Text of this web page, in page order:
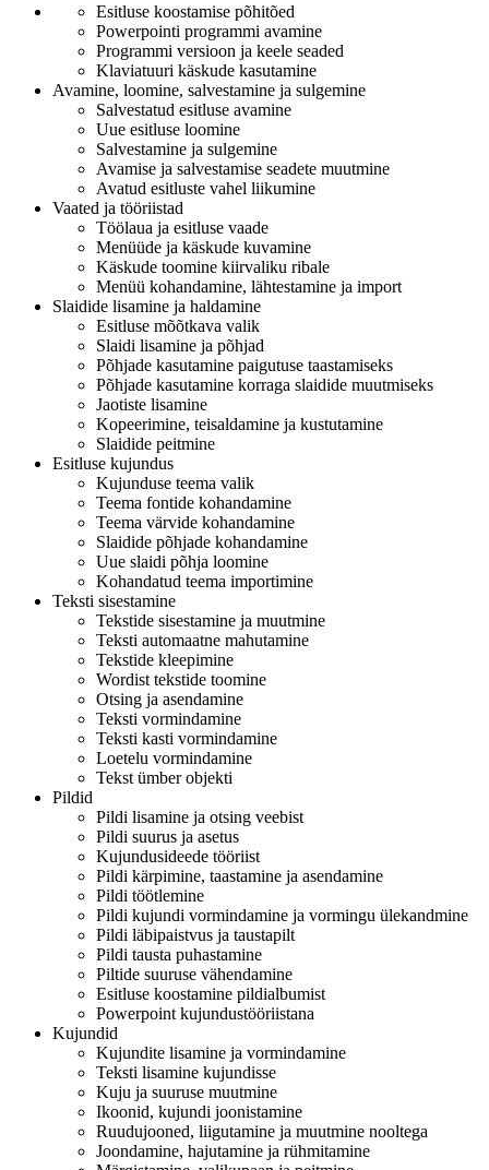
Esitluse koostamise põhitõed
Powerpointi programmi avamine
Programmi versioon ja keele seaded
Klaviatuuri käskude kasutamine
Avamine, loomine, salvestamine ja sulgemine
Salvestatud esitluse avamine
Uue esitluse loomine
Salvestamine ja sulgemine
Avamise ja salvestamise seadete muutmine
Avatud esitluste vahel liikumine
Vaated ja tööriistad
Töölaua ja esitluse vaade
Menüüde ja käskude kuvamine
Käskude toomine kiirvaliku ribale
Menüü kohandamine, lähtestamine ja import
Slaidide lisamine ja haldamine
Esitluse mõõtkava valik
Slaidi lisamine ja põhjad
Põhjade kasutamine paigutuse taastamiseks
Põhjade kasutamine korraga slaidide muutmiseks
Jaotiste lisamine
Kopeerimine, teisaldamine ja kustutamine
Slaidide peitmine
Esitluse kujundus
Kujunduse teema valik
Teema fontide kohandamine
Teema värvide kohandamine
Slaidide põhjade kohandamine
Uue slaidi põhja loomine
Kohandatud teema importimine
Teksti sisestamine
Tekstide sisestamine ja muutmine
Teksti automaatne mahutamine
Tekstide kleepimine
Wordist tekstide toomine
Otsing ja asendamine
Teksti vormindamine
Teksti kasti vormindamine
Loetelu vormindamine
Tekst ümber objekti
Pildid
Pildi lisamine ja otsing veebist
Pildi suurus ja asetus
Kujundusideede tööriist
Pildi kärpimine, taastamine ja asendamine
Pildi töötlemine
Pildi kujundi vormindamine ja vormingu ülekandmine
Pildi läbipaistvus ja taustapilt
Pildi tausta puhastamine
Piltide suuruse vähendamine
Esitluse koostamine pildialbumist
Powerpoint kujundustööriistana
Kujundid
Kujundite lisamine ja vormindamine
Teksti lisamine kujundisse
Kuju ja suuruse muutmine
Ikoonid, kujundi joonistamine
Ruudujooned, liigutamine ja muutmine nooltega
Joondamine, hajutamine ja rühmitamine